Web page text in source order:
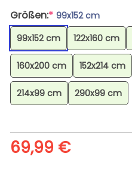
Größen:* 99x152 cm
99x152 cm
122x160 cm
160x200 cm 152x214 cm
214x99 cm 290x99 cm
69,99 €